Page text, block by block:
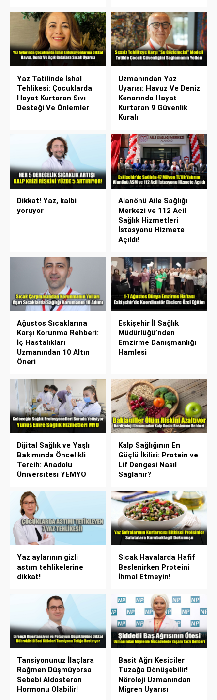
Yaz Tatilinde İshal
Tehlikesi: Çocuklarda
Hayat Kurtaran Sıvı
Desteği Ve Önlemler
Uzmanından Yaz
Uyarısı: Havuz Ve Deniz
Kenarında Hayat
Kurtaran 9 Güvenlik
Kuralı
Dikkat! Yaz, kalbi
yoruyor
Alanönü Aile Sağlığı
Merkezi ve 112 Acil
Sağlık Hizmetleri
İstasyonu Hizmete
Açıldı!
Ağustos Sıcaklarına
Karşı Korunma Rehberi:
İç Hastalıkları
Uzmanından 10 Altın
Öneri
Eskişehir İl Sağlık
Müdürlüğü’nden
Emzirme Danışmanlığı
Hamlesi
Dijital Sağlık ve Yaşlı
Bakımında Öncelikli
Tercih: Anadolu
Üniversitesi YEMYO
Kalp Sağlığının En
Güçlü İkilisi: Protein ve
Lif Dengesi Nasıl
Sağlanır?
Yaz aylarının gizli
astım tehlikelerine
dikkat!
Sıcak Havalarda Hafif
Beslenirken Proteini
İhmal Etmeyin!
Tansiyonunuz İlaçlara
Rağmen Düşmüyorsa
Sebebi Aldosteron
Hormonu Olabilir!
Basit Ağrı Kesiciler
Tuzağa Dönüşebilir!
Nöroloji Uzmanından
Migren Uyarısı